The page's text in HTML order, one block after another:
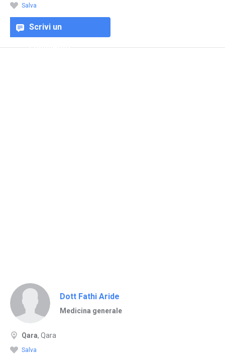
Salva
Scrivi un
commento
Dott Fathi Aride
Medicina generale
Qara, Qara
Salva